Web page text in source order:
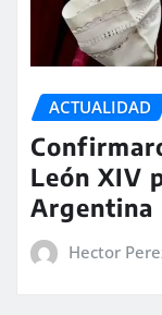
ACTUALIDAD
León XIV
Argentina
Hector